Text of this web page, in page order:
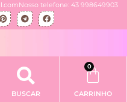
Nosso telefone: 43 998649903
BUSCAR
0
CARRINHO